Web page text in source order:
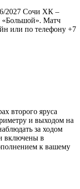
2027 Сочи ХК –
Матч
или по телефону +7
второго яруса
и выходом на
за ходом
включены в
к вашему